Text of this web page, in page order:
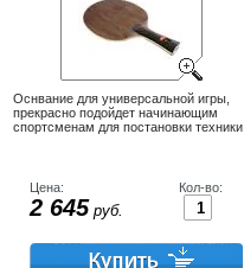
Оснвание для универсальной игры,
прекрасно подойдет начинающим
спортсменам для постановки техники.
Цена:
2 645 руб.
Кол-во: